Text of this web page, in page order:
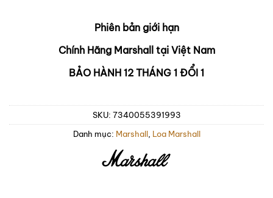
Phiên bản giới hạn
Chính Hãng Marshall tại Việt Nam
BẢO HÀNH 12 THÁNG 1 ĐỔI 1
SKU: 7340055391993
Danh mục: Marshall, Loa Marshall